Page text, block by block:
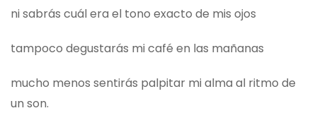
ni sabrás cuál era el tono exacto de mis ojos
tampoco degustarás mi café en las mañanas
mucho menos sentirás palpitar mi alma al ritmo de
un son.